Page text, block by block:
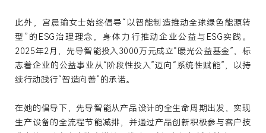
此外 ， 宫晨瑜女士始终倡导“以智能制造推动全球绿色能源转
型 ” 的 ESG治理理念 ，身体力行推动企业公益与ESG实践。
2025年2月，先导智能投入3000万元成立“暖光公益基金”，标
志着企业的公益事业从“阶段性投入”迈向“系统性赋能”，以持
续行动践行“智造向善”的承诺。
在她的倡导下，先导智能从产品设计的全生命周期出发，实现
生产设备的全流程节能减排， 并通过产品创新积极参与客户技